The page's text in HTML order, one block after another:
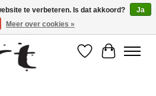
Verlanglijst
te verbeteren. Is dat akkoord?
Ja
Meer over cookies »